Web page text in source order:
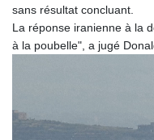
sans résultat concluant.
La réponse iranienne à la
à la poubelle", a jugé